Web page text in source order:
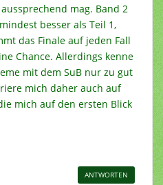
mag. Band 2
besser als Teil 1,
das Finale auf jeden Fall
Chance. Allerdings kenne
mit dem SuB nur zu gut
mich daher auch auf
mich auf den ersten Blick
ANTWORTEN